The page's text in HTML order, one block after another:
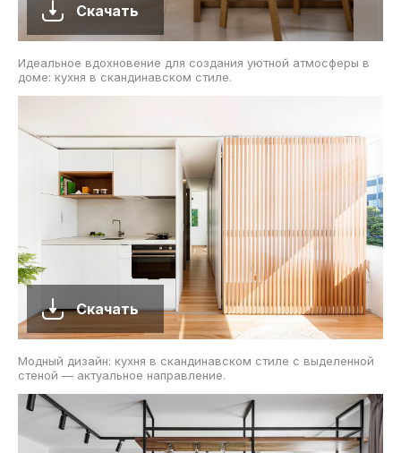
Скачать
Идеальное вдохновение для создания уютной атмосферы в
доме: кухня в скандинавском стиле.
Скачать
Модный дизайн: кухня в скандинавском стиле с выделенной
стеной — актуальное направление.